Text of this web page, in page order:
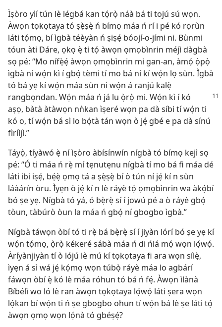
Ìṣòro yìí tún lè légbá kan tọ́rọ̀ náà bá ti tojú sú wọn.
Àwọn tọkọtaya tó ṣẹ̀ṣẹ̀ ń bímọ máa ń rí i pé kó rọrùn
láti tọ́mọ, bí ìgbà téèyàn ń ṣiṣẹ́ bóojí-o-jími ni. Bùnmi
tóun àti Dáre, ọkọ ẹ̀ ti tọ́ àwọn ọmọbìnrin méjì dàgbà
sọ pé: “Mo nífẹ̀ẹ́ àwọn ọmọbìnrin mi gan-an, àmọ́ ọ̀pọ̀
ìgbà ní wọ́n kì í gbọ́ tèmi tí mo bá ní kí wọ́n lọ sùn. Ìgbà
tó bá yẹ kí wọ́n máa sùn ni wọ́n á ranjú kalẹ̀
rangbọndan. Wọ́n máa ń já lu ọ̀rọ̀ mi. Wọ́n kì í kó
aṣọ, bàtà àtàwọn nǹkan ìṣeré wọn pa dà síbi tí wọ́n ti
kó o, tí wọ́n bá sì lo bọ́tà tán wọn ò jẹ́ gbé e pa dà sínú
fìríìjì.”
Táyọ̀, tíyàwó ẹ̀ ní ìṣòro àbísínwín nígbà tó bímọ kejì sọ
pé: “Ó ti máa ń rẹ̀ mí tẹnutẹnu nígbà tí mo bá fi máa dé
láti ibi iṣẹ́, bẹ́ẹ̀ ọmọ tá a ṣẹ̀ṣẹ̀ bí ò tún ní jẹ́ kí n sùn
láàárín òru. Ìyẹn ò jẹ́ kí n lè ráyè tọ́ ọmọbìnrin wa àkọ́bí
bó ṣe yẹ. Nígbà tó yá, ó bẹ̀rẹ̀ sí í jowú pé a ò ráyè gbọ́
tòun, tàbúrò òun la máa ń gbọ́ ní gbogbo ìgbà.”
Nígbà táwọn òbí tó ti rẹ̀ bá bẹ̀rẹ̀ sí í jiyàn lórí bó ṣe yẹ kí
wọ́n tọ́mọ, ọ̀rọ̀ kékeré sábà máa ń di ńlá mọ́ wọn lọ́wọ́.
Àríyànjiyàn tí ò lójú lè mú kí tọkọtaya fi ara wọn sílẹ̀,
ìyẹn á sì wá jẹ́ kọ́mọ wọn túbọ̀ ráyè máa lo agbárí
fáwọn òbí ẹ̀ kó lè máa róhun tó bá ń fẹ́. Àwọn ìlànà
Bíbélì wo ló lè ran àwọn tọkọtaya lọ́wọ́ láti ṣera wọn
lọ́kan bí wọ́n ti ń ṣe gbogbo ohun tí wọ́n bá lè ṣe láti tọ́
àwọn ọmọ wọn lọ́nà tó gbéṣẹ́?